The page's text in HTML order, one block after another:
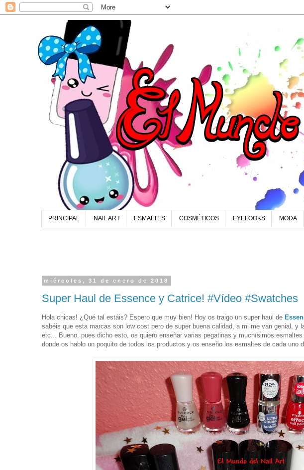
PRINCIPAL NAIL ART ESMALTES COSMÉTICOS EYELOOKS MODA
miércoles, 31 de enero de 2018
Super Haul de Essence y Catrice! #Vídeo #Swatches
Hola chicas! ¿Qué tal estáis? Espero que muy bien! Hoy os traigo un super haul de
sabéis que esta marcas son low cost pero de super buena calidad, a mi me van genial, y
etc... Bueno, pues dicho esto, os quiero enseñar varias pegatinas y muchísimos
donde os hablo un poquito de todos los productos y os enseño los esmaltes de cada